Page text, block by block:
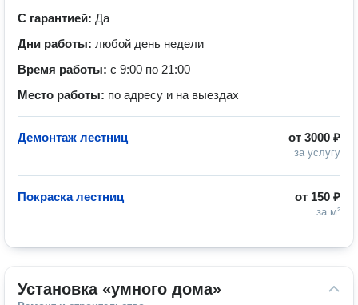
С гарантией: Да
Дни работы: любой день недели
Время работы: с 9:00 по 21:00
Место работы: по адресу и на выездах
от 3000 ₽
за услугу
Демонтаж лестниц
от 150 ₽
за м²
Покраска лестниц
Установка «умного дома»